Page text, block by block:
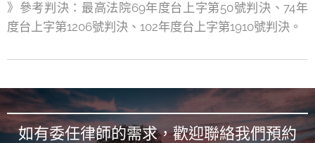
》參考判決：最高法院69年度台上字第50號判決、74年
度台上字第1206號判決、102年度台上字第1910號判決。
如有委任律師的需求，歡迎聯絡我們預約